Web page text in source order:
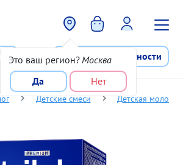
Это ваш регион? Москва
Да
Нет
Программа лояльности
Детские смеси Детская